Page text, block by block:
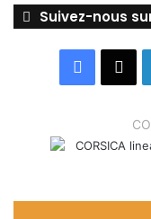
Suivez-nous